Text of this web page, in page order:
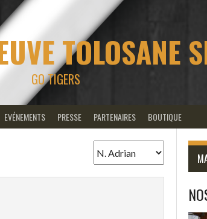
TOLOSANE
GO TIGERS
EVÉNEMENTS PRESSE PARTENAIRES BOUTIQUE